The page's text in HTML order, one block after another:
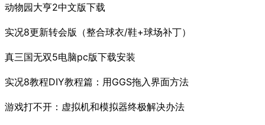
动物园大亨2中文版下载
实况8更新转会版（整合球衣/鞋+球场补丁）
真三国无双5电脑pc版下载安装
实况8教程DIY教程篇：用GGS拖入界面方法
游戏打不开：虚拟机和模拟器终极解决办法